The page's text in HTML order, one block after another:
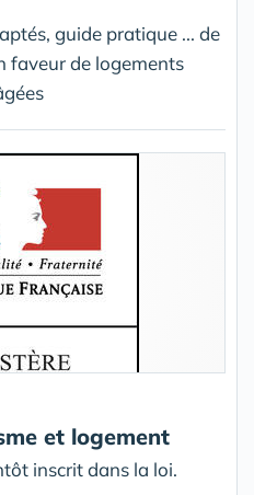
guide pratique ... de
faveur de logements
et logement
inscrit dans la loi.